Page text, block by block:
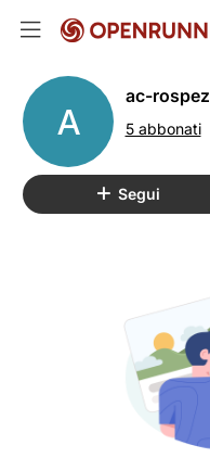
A
ac-rospez
5 abbonati
Segui